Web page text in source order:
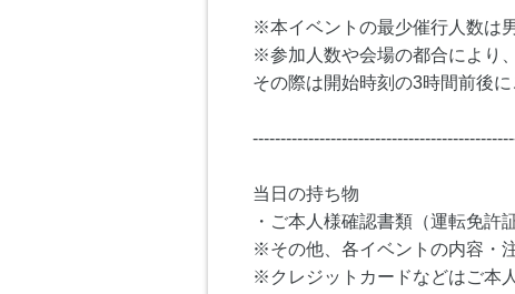
※本イベントの最少催行人数は
※参加人数や会場の都合により
その際は開始時刻の3時間前後に
当日の持ち物
・ご本人様確認書類（運転免許
※その他、各イベントの内容・
※クレジットカードなどはご本